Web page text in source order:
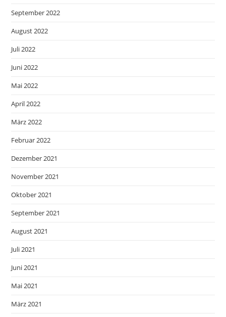
September 2022
August 2022
Juli 2022
Juni 2022
Mai 2022
April 2022
März 2022
Februar 2022
Dezember 2021
November 2021
Oktober 2021
September 2021
August 2021
Juli 2021
Juni 2021
Mai 2021
März 2021